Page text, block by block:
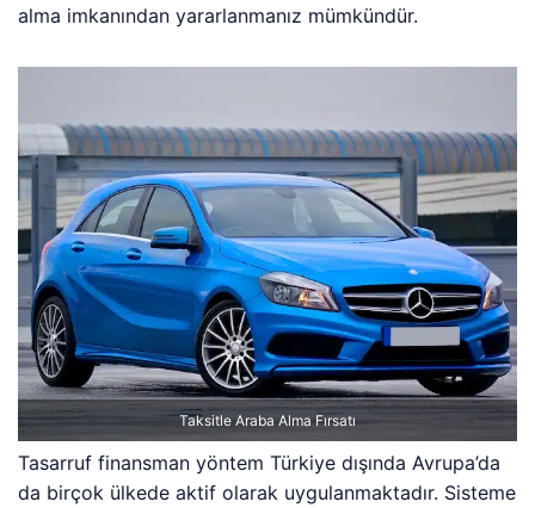
alma imkanından yararlanmanız mümkündür.
Taksitle Araba Alma Fırsatı
Tasarruf finansman yöntem Türkiye dışında Avrupa’da
da birçok ülkede aktif olarak uygulanmaktadır. Sisteme